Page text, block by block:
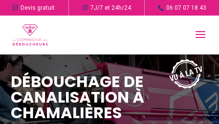
Devis gratuit 7J/7 et 24h/24 06 07 07 18 43
DÉBOUCHAGE DE
CANALISATION À
CHAMALIÈRES